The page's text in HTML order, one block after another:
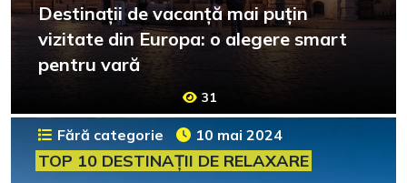
Destinații de vacanță mai puțin
vizitate din Europa: o alegere smart
pentru vară
31
Fără categorie 10 mai 2024
TOP 10 DESTINAȚII DE RELAXARE